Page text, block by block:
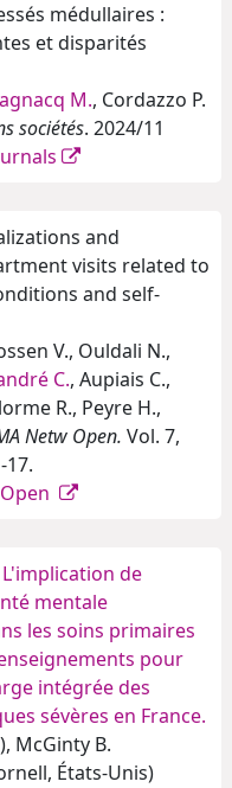
médullaires :
et disparités
M., Cordazzo P.
sociétés. 2024/11
and
visits related to
and self-
V., Ouldali N.,
C., Aupiais C.,
R., Peyre H.,
Netw Open. Vol. 7,
17.
L'implication de
mentale
les soins primaires
pour
intégrée des
sévères en France.
McGinty B.
États-Unis)